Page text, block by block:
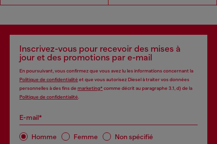
Inscrivez-vous pour recevoir des mises à
jour et des promotions par e-mail
En poursuivant, vous confirmez que vous avez lu les informations concernant la
Politique de confidentialité et que vous autorisez Diesel à traiter vos données
personnelles à des fins de marketing*comme décrit au paragraphe 3.1, d) de la
Politique de confidentialité
E-mail*
Homme Femme Non spécifié